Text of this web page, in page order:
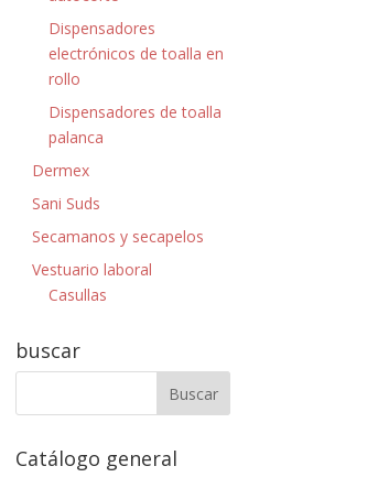
Dispensadores
electrónicos de toalla en
rollo
Dispensadores de toalla
palanca
Dermex
Sani Suds
Secamanos y secapelos
Vestuario laboral
Casullas
buscar
Catálogo general